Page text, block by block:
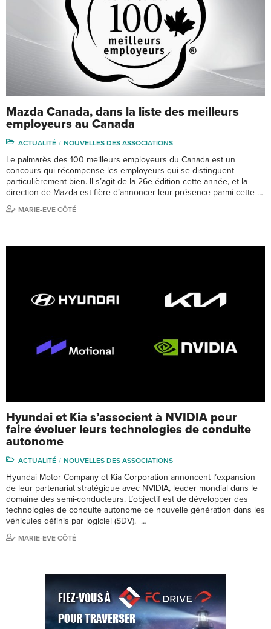
Mazda Canada, dans la liste des meilleurs
employeurs au Canada
ACTUALITÉ NOUVELLES DES ASSOCIATIONS
Le palmarès des 100 meilleurs employeurs du Canada est un
concours qui récompense les employeurs qui se distinguent
particulièrement bien. Il s’agit de la 26e édition cette année, et la
direction de Mazda est fière d’annoncer leur présence parmi cette …
MARIE-EVE CÔTÉ
Hyundai et Kia s’associent à NVIDIA pour
faire évoluer leurs technologies de conduite
autonome
ACTUALITÉ NOUVELLES DES ASSOCIATIONS
Hyundai Motor Company et Kia Corporation annoncent l’expansion
de leur partenariat stratégique avec NVIDIA, leader mondial dans le
domaine des semi-conducteurs. L’objectif est de développer des
technologies de conduite autonome de nouvelle génération dans les
véhicules définis par logiciel (SDV). …
MARIE-EVE CÔTÉ